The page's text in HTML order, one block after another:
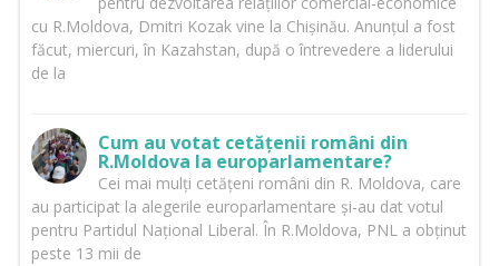
cu R.Moldova, Dmitri Kozak vine la Chișinău. Anunțul a fost
făcut, miercuri, în Kazahstan, după o întrevedere a liderului
de la
Cum au votat cetățenii români din
R.Moldova la europarlamentare?
Cei mai mulți cetățeni români din R. Moldova, care
au participat la alegerile europarlamentare și-au dat votul
pentru Partidul Național Liberal. În R.Moldova, PNL a obținut
peste 13 mii de